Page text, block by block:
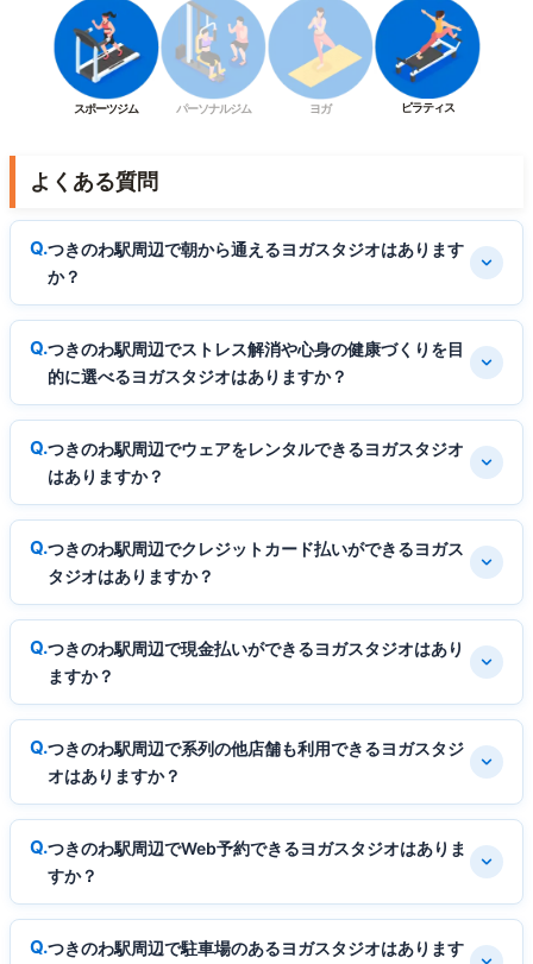
スポーツジム パーソナルジム ヨガ ピラティス
よくある質問
つきのわ駅周辺で朝から通えるヨガスタジオはあります
か？
つきのわ駅周辺でストレス解消や心身の健康づくりを目
的に選べるヨガスタジオはありますか？
つきのわ駅周辺でウェアをレンタルできるヨガスタジオ
はありますか？
つきのわ駅周辺でクレジットカード払いができるヨガス
タジオはありますか？
つきのわ駅周辺で現金払いができるヨガスタジオはあり
ますか？
つきのわ駅周辺で系列の他店舗も利用できるヨガスタジ
オはありますか？
つきのわ駅周辺でWeb予約できるヨガスタジオはありま
すか？
つきのわ駅周辺で駐車場のあるヨガスタジオはあります